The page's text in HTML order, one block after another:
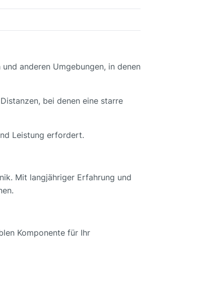
anderen Umgebungen, in denen
bei denen eine starre
Leistung erfordert.
Mit langjähriger Erfahrung und
Komponente für Ihr